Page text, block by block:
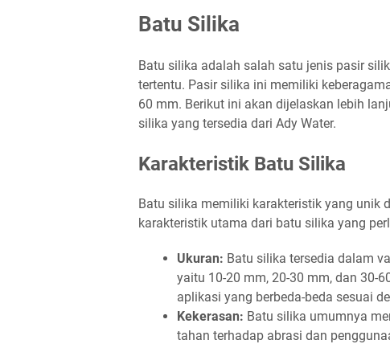
Batu Silika
Batu silika adalah salah satu jenis pasir
tertentu. Pasir silika ini memiliki
60 mm. Berikut ini akan dijelaskan lebih
silika yang tersedia dari Ady Water.
Karakteristik Batu Silika
Batu silika memiliki karakteristik yang unik
karakteristik utama dari batu silika yang
Ukuran: Batu silika tersedia dalam
yaitu 10-20 mm, 20-30 mm, dan 30-
aplikasi yang berbeda-beda sesuai
Kekerasan: Batu silika umumnya
tahan terhadap abrasi dan